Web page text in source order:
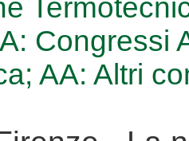
Congressi
AA: Altri